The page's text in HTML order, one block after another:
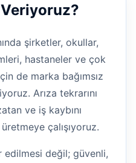
şirketler, okullar,
hastaneler ve çok
de marka bağımsız
Arıza tekrarını
ve iş kaybını
çalışıyoruz.
edilmesi değil; güvenli,